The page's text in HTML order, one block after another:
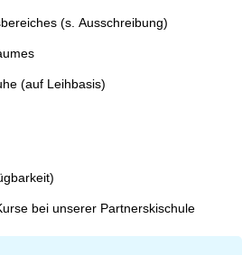
(s. Ausschreibung)
(auf Leihbasis)
bei unserer Partnerskischule